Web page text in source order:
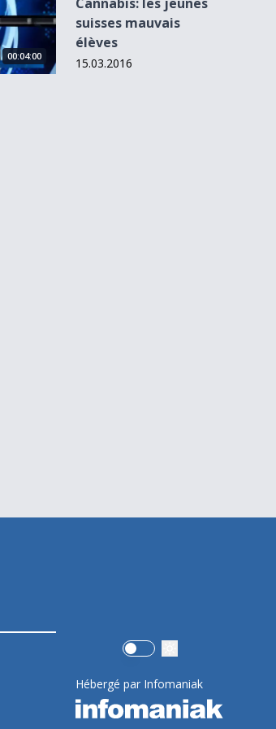
00:04:00
suisses mauvais
élèves
15.03.2016
Use setting
Hébergé par Infomaniak